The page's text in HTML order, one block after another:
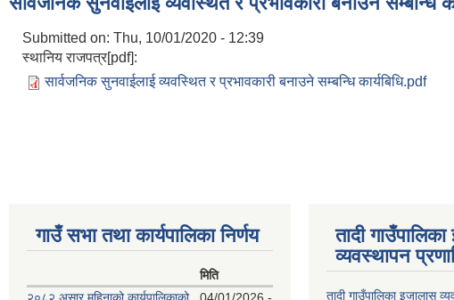
Submitted on: Thu, 10/01/2020 - 12:39
स्थानिय राजपत्र[pdf]:
सार्वजनिक सुनवाईलाई व्यवस्थित र प्रभावकारी बनाउने सम्बन्धि कार्यबिधि.pdf
गाउँ सभा तथा कार्यपालिका निर्णय
मिति
तादी
व्यवस्थापन
तादी गाउँपालिका इजालास